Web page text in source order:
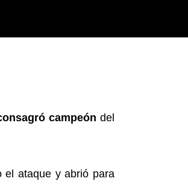
campeóndel
ataque y abrió para